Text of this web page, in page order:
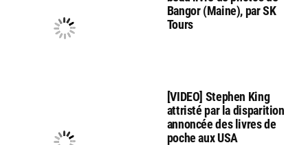
Bangor (Maine), par SK
Tours
[VIDEO] Stephen King
attristé par la disparition
annoncée des livres de
poche aux USA